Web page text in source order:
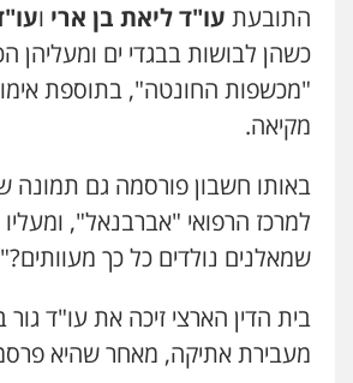
התובעת עו"ד ליאת בן ארי ו
כשהן לבושות בבגדי ים ומעליהן
"מכשפות החונטה", בתוספת
מקיאה.
באותו חשבון פורסמה גם תמונה
למרכז הרפואי "אברבנאל",
שמאלנים נולדים כל כך
בית הדין הארצי זיכה את עו"ד גור
מעבירת אתיקה, מאחר שהיא
עו"ד רונן בנדל
משפט פלילי פשיעה
0524282442
עו"ד פיני פישלר
תעבורה
0505234000
עו"ד שרון נהרי
פלילי צווארון לבן כלכלי
בינלאומי הליכי הסגרה